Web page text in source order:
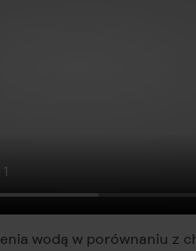
wodą w porównaniu z